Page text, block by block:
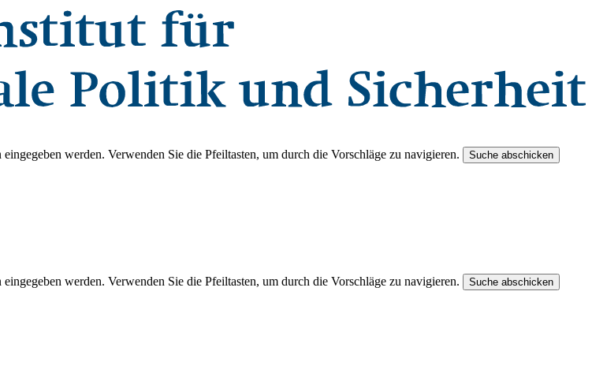
werden. Verwenden Sie die Pfeiltasten, um durch die Vorschläge zu navigieren. Suche abschicken
werden. Verwenden Sie die Pfeiltasten, um durch die Vorschläge zu navigieren. Suche abschicken